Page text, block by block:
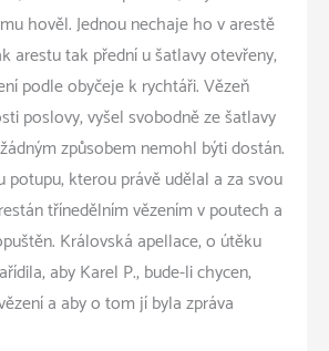
hověl. Jednou nechaje ho v arestě
arestu tak přední u šatlavy otevřeny,
podle obyčeje k rychtáři. Vězeň
poslovy, vyšel svobodně ze šatlavy
způsobem nemohl býti dostán.
potupu, kterou právě udělal a za svou
třínedělním vězením v poutech a
Královská apellace, o útěku
aby Karel P., bude-li chycen,
a aby o tom jí byla zpráva